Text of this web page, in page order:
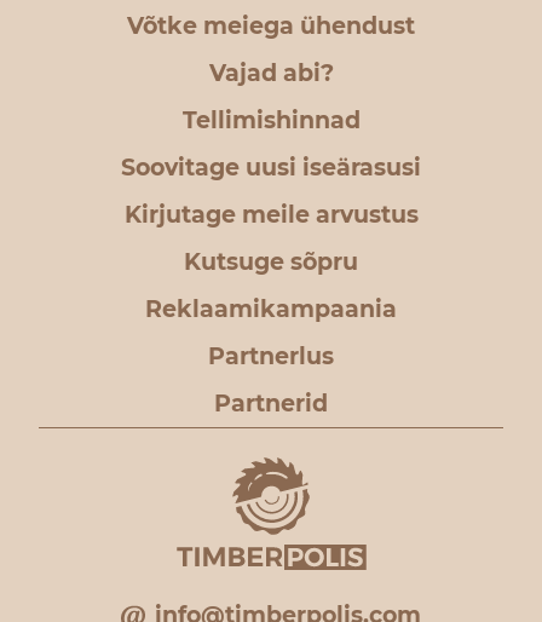
Võtke meiega ühendust
Vajad abi?
Tellimishinnad
Soovitage uusi iseärasusi
Kirjutage meile arvustus
Kutsuge sõpru
Reklaamikampaania
Partnerlus
Partnerid
info@timberpolis.com